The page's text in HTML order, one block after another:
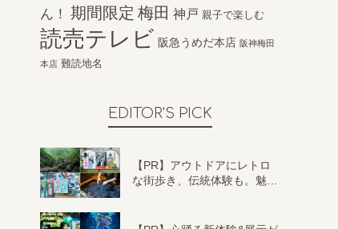
ん！ 期間限定 梅田 神戸 親子で楽しむ
読売テレビ 阪急うめだ本店 阪神梅田
本店 難読地名
EDITOR'S PICK
【PR】アウトドアにレトロ
な街歩き、伝統体験も。魅…